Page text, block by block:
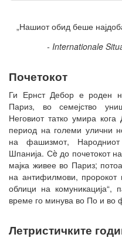
„Нашиот обид беше
- Internationale
Почетокот
Ги Ернст Дебор е роден
Париз, во семејство
Неговиот татко умира
период на големи улични
на фашизмот,
Шпанија. Сè до почетокот на
мајка живее во Париз;
на антифилмови, пророкот
облици на
време го минува во По и во
Летристичките